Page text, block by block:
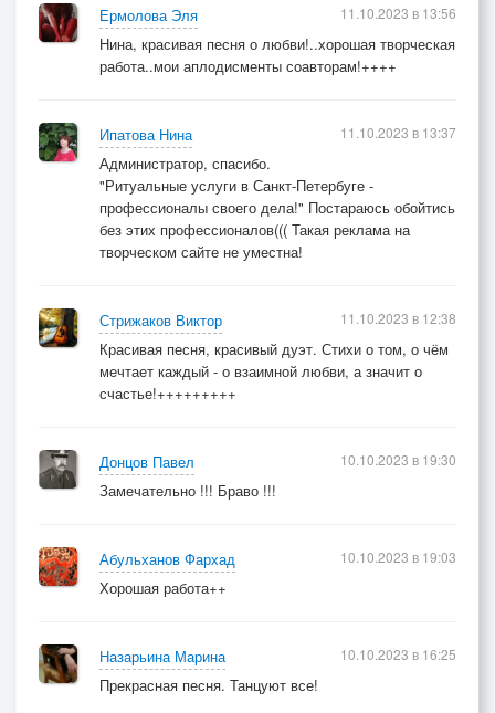
Ермолова Эля
Нина, красивая песня о любви!..хорошая творческая
работа..мои аплодисменты соавторам!++++
11.10.2023 в 13:56
Ипатова Нина
Администратор, спасибо.
"Ритуальные услуги в Санкт-Петербуге -
профессионалы своего дела!" Постараюсь обойтись
без этих профессионалов((( Такая реклама на
творческом сайте не уместна!
11.10.2023 в 13:37
Стрижаков Виктор
Красивая песня, красивый дуэт. Стихи о том, о чём
мечтает каждый - о взаимной любви, а значит о
счастье!+++++++++
11.10.2023 в 12:38
Донцов Павел
Замечательно !!! Браво !!!
10.10.2023 в 19:30
Абульханов Фархад
Хорошая работа++
10.10.2023 в 19:03
Назарьина Марина
Прекрасная песня. Танцуют все!
10.10.2023 в 16:25